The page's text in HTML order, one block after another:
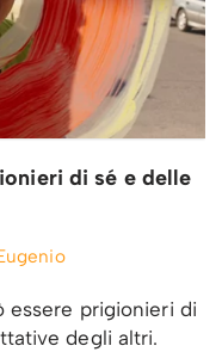
di sé e delle
essere prigionieri di
degli altri.